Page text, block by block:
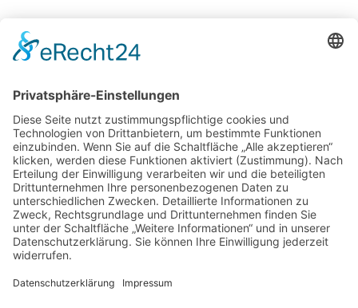
Kontakt
W&P Steuerberatungsgesellschaft mbH & Co.
KG
05223 160002
info@wp-steuerberatung.de
Bahnhofstr. 56, 32257 Bünde